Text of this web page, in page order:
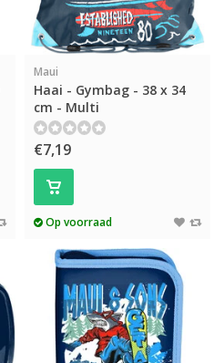
Maui
Haai - Gymbag - 38 x 34
cm - Multi
€7,19
Op voorraad